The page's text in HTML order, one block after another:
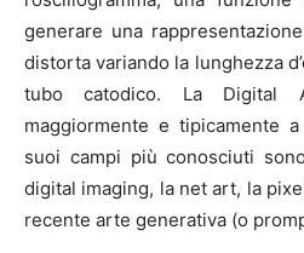
generare una
distorta variando la lunghezza
tubo catodico. La Digital
maggiormente e tipicamente
suoi campi più conosciuti
digital imaging, la net art, la
recente arte generativa (o